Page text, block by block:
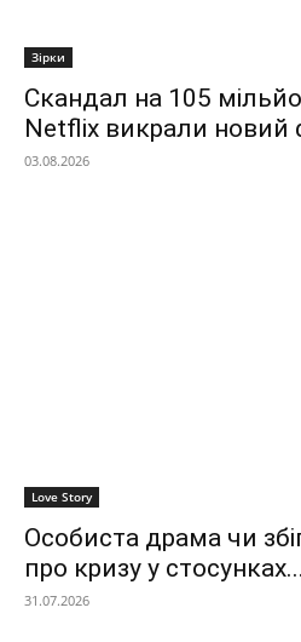
Зірки
Скандал на 105
Netflix викрали новий
03.08.2026
Love Story
Особиста драма чи
про кризу у стосунках...
31.07.2026